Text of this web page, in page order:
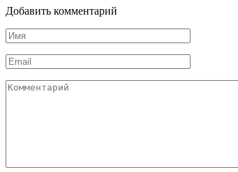
Добавить комментарий
Имя
*
Email
*
Комментарий